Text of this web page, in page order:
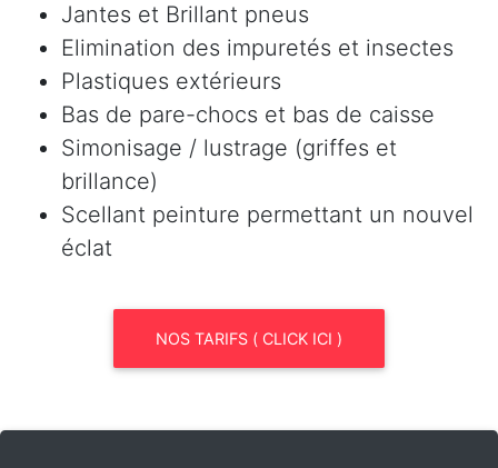
Jantes et Brillant pneus
Elimination des impuretés et insectes
Plastiques extérieurs
Bas de pare-chocs et bas de caisse
Simonisage / lustrage (griffes et
brillance)
Scellant peinture permettant un nouvel
éclat
NOS TARIFS ( CLICK ICI )